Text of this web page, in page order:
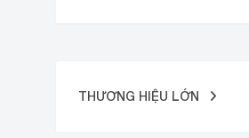
THƯƠNG HIỆU LỚN